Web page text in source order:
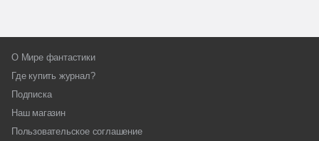
О Мире фантастики
Где купить журнал?
Подписка
Наш магазин
Пользовательское соглашение